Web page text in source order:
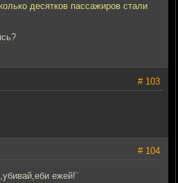
десятков пассажиров стали
# 103
# 104
ежей!¨